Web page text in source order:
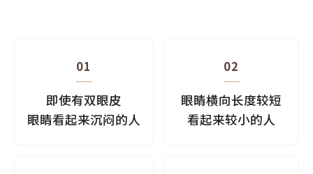
01
即使有双眼皮
眼睛看起来沉闷的人
02
眼睛横向长度较短
看起来较小的人